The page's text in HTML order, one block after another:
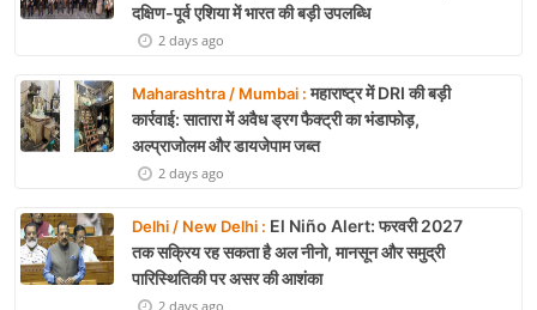
दक्षिण-पूर्व एशिया में भारत की बड़ी उपलब्धि
2 days ago
Maharashtra / Mumbai :महाराष्ट्र में DRI की बड़ी
कार्रवाई: सातारा में अवैध ड्रग फैक्ट्री का भंडाफोड़,
अल्प्राजोलम और डायजेपाम जब्त
2 days ago
Delhi / New Delhi : El Niño Alert: फरवरी 2027
तक सक्रिय रह सकता है अल नीनो, मानसून और समुद्री
पारिस्थितिकी पर असर की आशंका
2 days ago